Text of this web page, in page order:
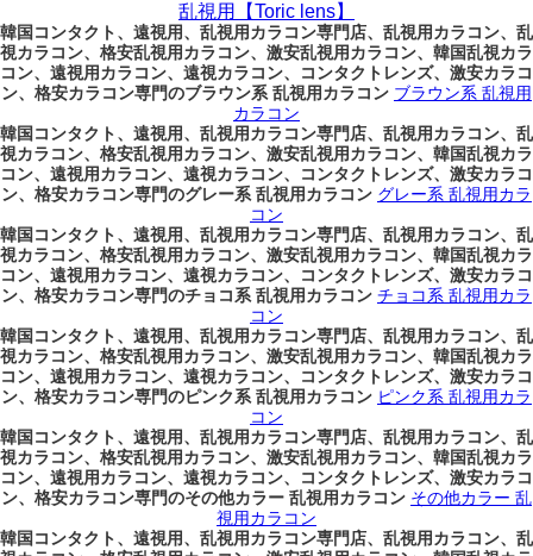
乱視用【Toric lens】
韓国コンタクト、遠視用、乱視用カラコン専門店、乱視用カラコン、乱
視カラコン、格安乱視用カラコン、激安乱視用カラコン、韓国乱視カラ
コン、遠視用カラコン、遠視カラコン、コンタクトレンズ、激安カラコ
ン、格安カラコン専門のブラウン系 乱視用カラコン ブラウン系 乱視用
カラコン
韓国コンタクト、遠視用、乱視用カラコン専門店、乱視用カラコン、乱
視カラコン、格安乱視用カラコン、激安乱視用カラコン、韓国乱視カラ
コン、遠視用カラコン、遠視カラコン、コンタクトレンズ、激安カラコ
ン、格安カラコン専門のグレー系 乱視用カラコン グレー系 乱視用カラ
コン
韓国コンタクト、遠視用、乱視用カラコン専門店、乱視用カラコン、乱
視カラコン、格安乱視用カラコン、激安乱視用カラコン、韓国乱視カラ
コン、遠視用カラコン、遠視カラコン、コンタクトレンズ、激安カラコ
ン、格安カラコン専門のチョコ系 乱視用カラコン チョコ系 乱視用カラ
コン
韓国コンタクト、遠視用、乱視用カラコン専門店、乱視用カラコン、乱
視カラコン、格安乱視用カラコン、激安乱視用カラコン、韓国乱視カラ
コン、遠視用カラコン、遠視カラコン、コンタクトレンズ、激安カラコ
ン、格安カラコン専門のピンク系 乱視用カラコン ピンク系 乱視用カラ
コン
韓国コンタクト、遠視用、乱視用カラコン専門店、乱視用カラコン、乱
視カラコン、格安乱視用カラコン、激安乱視用カラコン、韓国乱視カラ
コン、遠視用カラコン、遠視カラコン、コンタクトレンズ、激安カラコ
ン、格安カラコン専門のその他カラー 乱視用カラコン その他カラー 乱
視用カラコン
韓国コンタクト、遠視用、乱視用カラコン専門店、乱視用カラコン、乱